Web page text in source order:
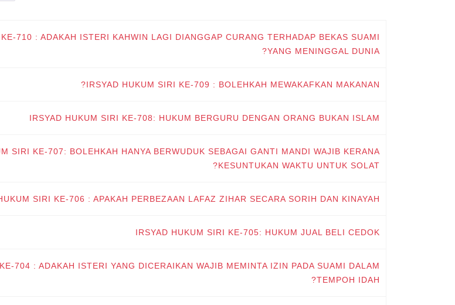
710 : ADAKAH ISTERI KAHWIN LAGI DIANGGAP CURANG TERHADAP BEKAS SUAMI
YANG MENINGGAL DUNIA?
IRSYAD HUKUM SIRI KE-709 : BOLEHKAH MEWAKAFKAN MAKANAN?
IRSYAD HUKUM SIRI KE-708: HUKUM BERGURU DENGAN ORANG BUKAN ISLAM
SIRI KE-707: BOLEHKAH HANYA BERWUDUK SEBAGAI GANTI MANDI WAJIB KERANA
KESUNTUKAN WAKTU UNTUK SOLAT?
SIRI KE-706 : APAKAH PERBEZAAN LAFAZ ZIHAR SECARA SORIH DAN KINAYAH?
IRSYAD HUKUM SIRI KE-705: HUKUM JUAL BELI CEDOK
704 : ADAKAH ISTERI YANG DICERAIKAN WAJIB MEMINTA IZIN PADA SUAMI DALAM
TEMPOH IDAH?